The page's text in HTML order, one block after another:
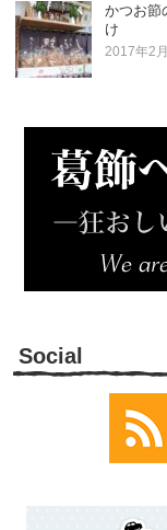
かつお節
け
2017年2
Social